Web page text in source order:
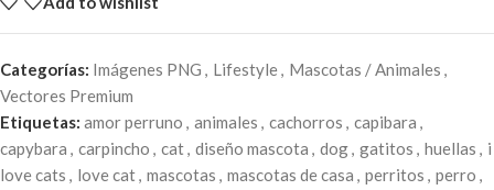
Categorías: Imágenes PNG , Lifestyle, Mascotas / Animales ,
Vectores Premium
Etiquetas: amor perruno , animales , cachorros , capibara ,
capybara , carpincho , cat, diseño mascota , dog, gatitos , huellas , i
love cats , love cat, mascotas , mascotas de casa , perritos , perro ,